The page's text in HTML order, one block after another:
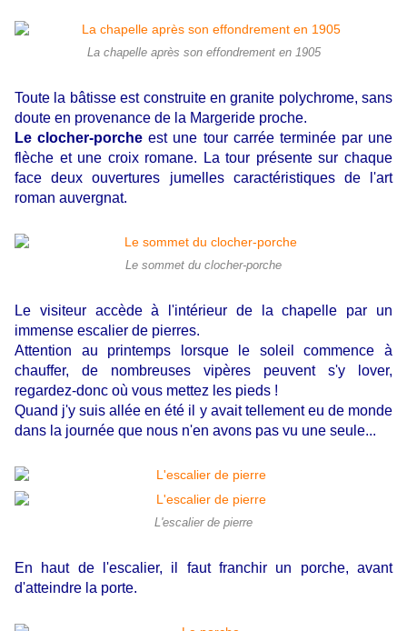
La chapelle après son effondrement en 1905
Toute la bâtisse est construite en granite polychrome, sans
doute en provenance de la Margeride proche.
Le clocher-porche est une tour carrée terminée par une
flèche et une croix romane.
La tour présente sur chaque
face deux ouvertures jumelles caractéristiques de l'art
roman auvergnat.
Le sommet du clocher-porche
Le visiteur accède à l'intérieur de la chapelle par un
immense escalier de pierres.
Attention au printemps lorsque le soleil commence à
chauffer, de nombreuses vipères peuvent s'y lover,
regardez-donc où vous mettez les pieds !
Quand j'y suis allée en été il y avait tellement eu de monde
dans la journée que nous n'en avons pas vu une seule...
L'escalier de pierre
En haut de l'escalier, il faut franchir un porche, avant
d'atteindre la porte.